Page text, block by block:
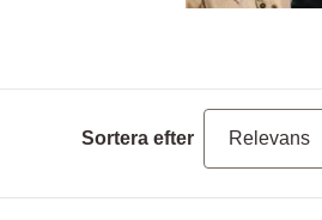
Sortera efter